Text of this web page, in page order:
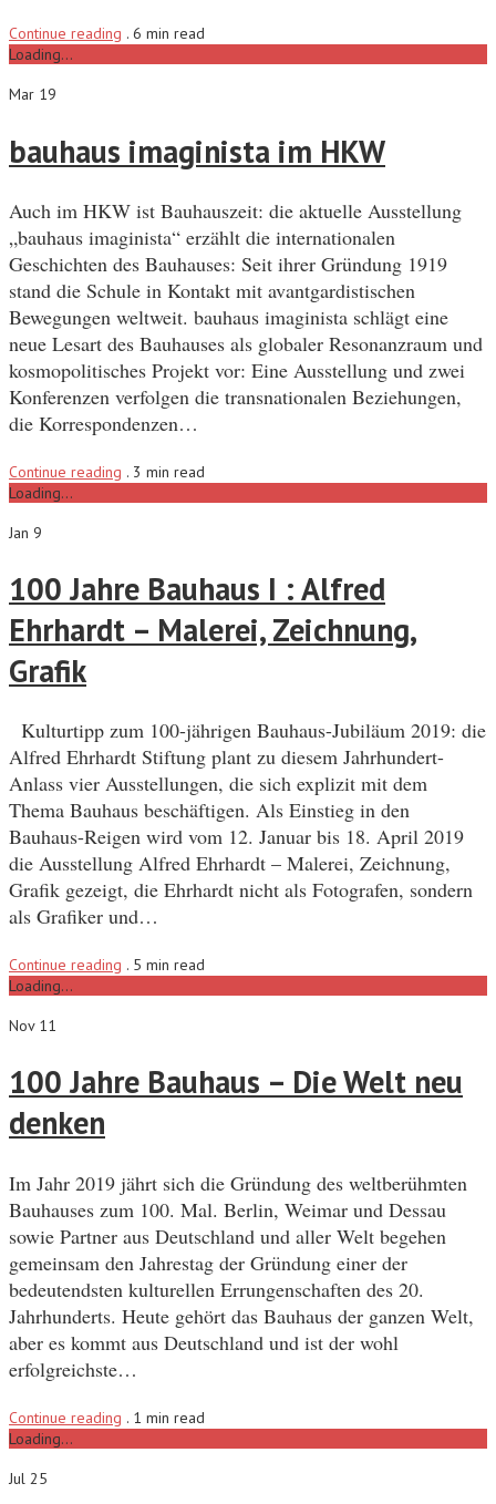
Continue reading . 6 min read
Loading...
Mar 19
bauhaus imaginista im HKW
Auch im HKW ist Bauhauszeit: die aktuelle Ausstellung
„bauhaus imaginista“ erzählt die internationalen
Geschichten des Bauhauses: Seit ihrer Gründung 1919
stand die Schule in Kontakt mit avantgardistischen
Bewegungen weltweit. bauhaus imaginista schlägt eine
neue Lesart des Bauhauses als globaler Resonanzraum und
kosmopolitisches Projekt vor: Eine Ausstellung und zwei
Konferenzen verfolgen die transnationalen Beziehungen,
die Korrespondenzen…
Continue reading . 3 min read
Loading...
Jan 9
100 Jahre Bauhaus I : Alfred
Ehrhardt – Malerei, Zeichnung,
Grafik
Kulturtipp zum 100-jährigen Bauhaus-Jubiläum 2019: die
Alfred Ehrhardt Stiftung plant zu diesem Jahrhundert-
Anlass vier Ausstellungen, die sich explizit mit dem
Thema Bauhaus beschäftigen. Als Einstieg in den
Bauhaus-Reigen wird vom 12. Januar bis 18. April 2019
die Ausstellung Alfred Ehrhardt – Malerei, Zeichnung,
Grafik gezeigt, die Ehrhardt nicht als Fotografen, sondern
als Grafiker und…
Continue reading . 5 min read
Loading...
Nov 11
100 Jahre Bauhaus – Die Welt neu
denken
Im Jahr 2019 jährt sich die Gründung des weltberühmten
Bauhauses zum 100. Mal. Berlin, Weimar und Dessau
sowie Partner aus Deutschland und aller Welt begehen
gemeinsam den Jahrestag der Gründung einer der
bedeutendsten kulturellen Errungenschaften des 20.
Jahrhunderts. Heute gehört das Bauhaus der ganzen Welt,
aber es kommt aus Deutschland und ist der wohl
erfolgreichste…
Continue reading . 1 min read
Loading...
Jul 25